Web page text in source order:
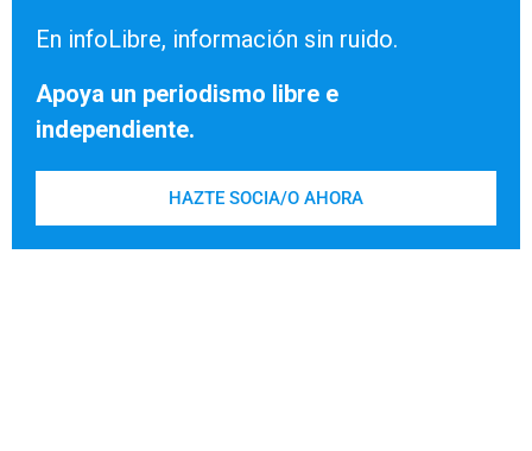
En infoLibre, información sin ruido.
Apoya un periodismo libre e
independiente.
HAZTE SOCIA/O AHORA